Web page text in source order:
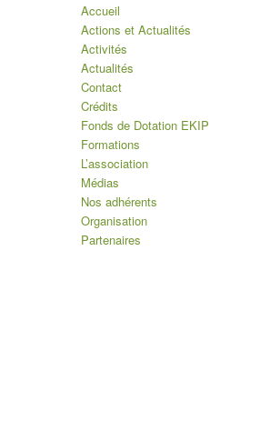
Accueil
Actions et Actualités
Activités
Actualités
Contact
Crédits
Fonds de Dotation EKIP
Formations
L’association
Médias
Nos adhérents
Organisation
Partenaires